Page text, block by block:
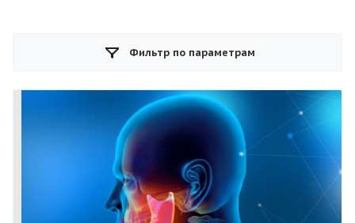
Фильтр по параметрам